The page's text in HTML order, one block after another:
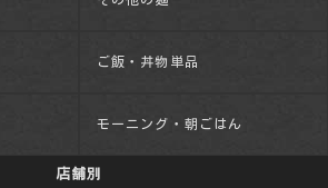
ご飯・丼物単品
モーニング・朝ごはん
店舗別